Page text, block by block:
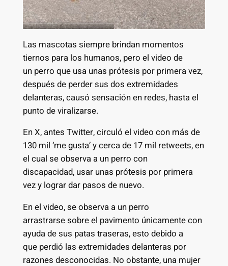
Las mascotas siempre brindan momentos
tiernos para los humanos, pero el video de
un perro que usa unas prótesis por primera vez,
después de perder sus dos extremidades
delanteras, causó sensación en redes, hasta el
punto de viralizarse.
En X, antes Twitter, circuló el video con más de
130 mil ‘me gusta’ y cerca de 17 mil retweets, en
el cual se observa a un perro con
discapacidad, usar unas prótesis por primera
vez y lograr dar pasos de nuevo.
En el video, se observa a un perro
arrastrarse sobre el pavimento únicamente con
ayuda de sus patas traseras, esto debido a
que perdió las extremidades delanteras por
razones desconocidas. No obstante, una mujer